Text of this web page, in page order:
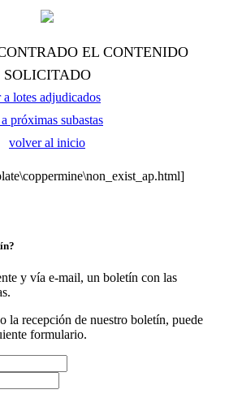
EL CONTENIDO
SOLICITADO
a lotes adjudicados
próximas subastas
volver al inicio
y vía e-mail, un boletín con las
la recepción de nuestro boletín, puede
formulario.